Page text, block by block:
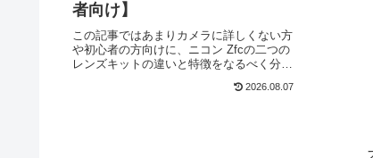
者向け】
この記事ではあまりカメラに詳しくない方
や初心者の方向けに、ニコン Zfcの二つの
レンズキットの違いと特徴をなるべく分か
どちらも日常的に使用した上で比較検証し
2026.08.07